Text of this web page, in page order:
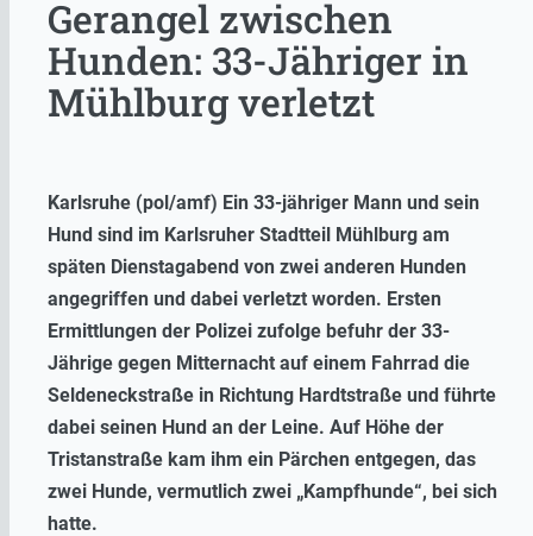
Gerangel zwischen
Hunden: 33-Jähriger in
Mühlburg verletzt
Karlsruhe (pol/amf) Ein 33-jähriger Mann und sein
Hund sind im Karlsruher Stadtteil Mühlburg am
späten Dienstagabend von zwei anderen Hunden
angegriffen und dabei verletzt worden. Ersten
Ermittlungen der Polizei zufolge befuhr der 33-
Jährige gegen Mitternacht auf einem Fahrrad die
Seldeneckstraße in Richtung Hardtstraße und führte
dabei seinen Hund an der Leine. Auf Höhe der
Tristanstraße kam ihm ein Pärchen entgegen, das
zwei Hunde, vermutlich zwei „Kampfhunde“, bei sich
hatte.